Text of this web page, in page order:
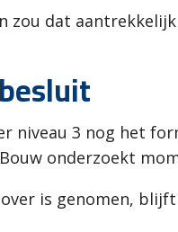
zou dat
niveau 3 nog het
onderzoekt
is genomen,